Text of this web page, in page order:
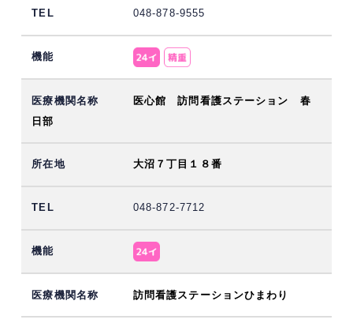
048-878-9555
医心館 訪問看護ステーション 春
日部
大沼７丁目１８番
048-872-7712
訪問看護ステーションひまわり